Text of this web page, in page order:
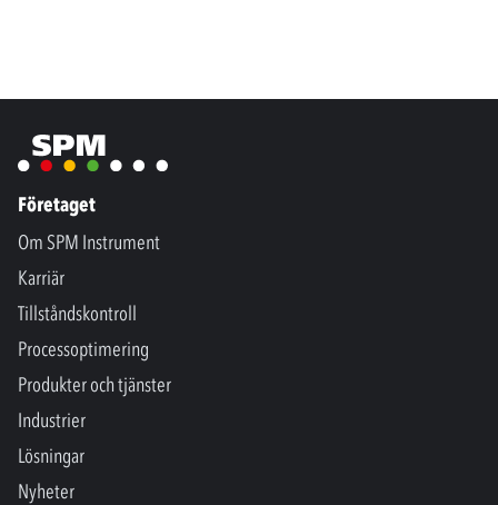
Företaget
Om SPM Instrument
Karriär
Tillståndskontroll
Processoptimering
Produkter och tjänster
Industrier
Lösningar
Nyheter